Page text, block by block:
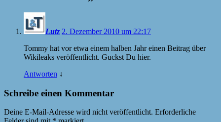
Lutz 2. Dezember 2010 um 22:17
Tommy hat vor etwa einem halben Jahr einen Beitrag über
Wikileaks veröffentlicht. Guckst Du hier.
Antworten ↓
Schreibe einen Kommentar
Deine E-Mail-Adresse wird nicht veröffentlicht. Erforderliche